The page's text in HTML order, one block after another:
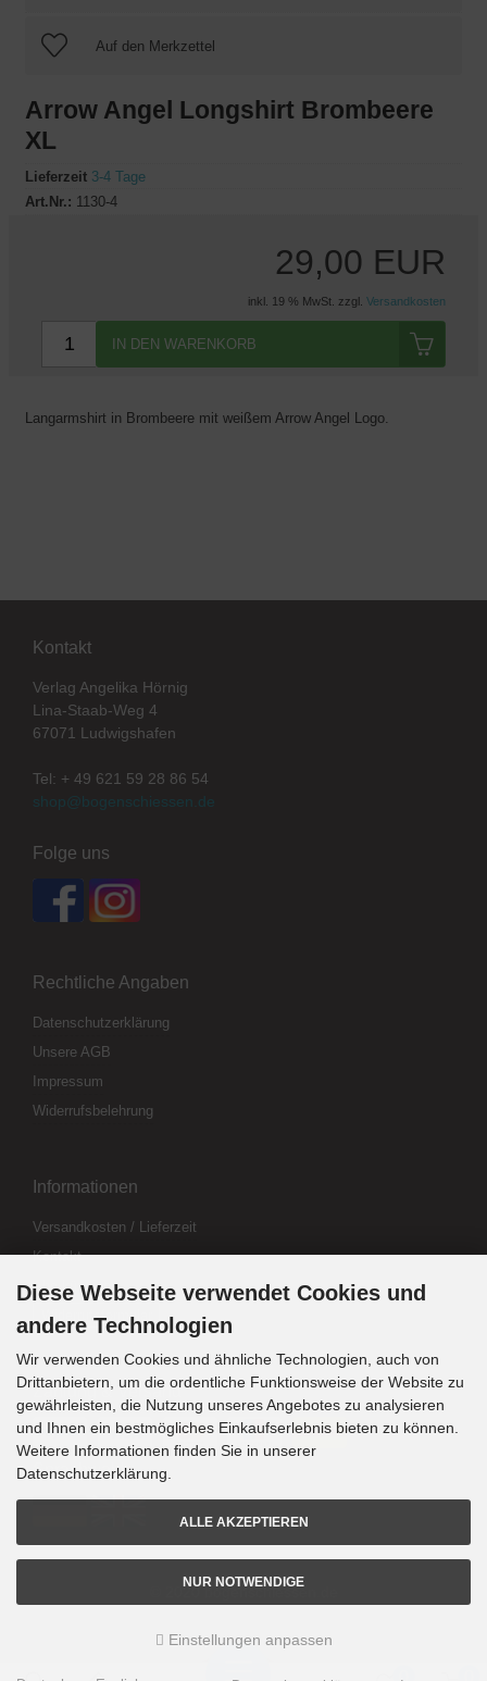
Arrow Angel Longshirt Brombeere
XL
Lieferzeit 3-4 Tage
Art.Nr.: 1130-4
29,00 EUR
inkl. 19 % MwSt. zzgl. Versandkosten
IN DEN WARENKORB
Langarmshirt in Brombeere mit weißem Arrow Angel Logo.
Kontakt
Verlag Angelika Hörnig
Lina-Staab-Weg 4
67071 Ludwigshafen
Tel: + 49 621 59 28 86 54
shop@bogenschiessen.de
Folge uns
Rechtliche Angaben
Datenschutzerklärung
Unsere AGB
Impressum
Widerrufsbelehrung
Informationen
Versandkosten / Lieferzeit
Kontakt
Abo kündigen
Widerrufsformular
Zahlung & Versand
Sprachwahl
© 2020 bogenschiessen.de
0
mod ified eCommerce Shopsoftware © 2009-2026
Diese Webseite verwendet Cookies und
andere Technologien
Wir verwenden Cookies und ähnliche Technologien, auch von
Drittanbietern, um die ordentliche Funktionsweise der Website zu
gewährleisten, die Nutzung unseres Angebotes zu analysieren
und Ihnen ein bestmögliches Einkaufserlebnis bieten zu können.
Weitere Informationen finden Sie in unserer
Datenschutzerklärung.
ALLE AKZEPTIEREN
NUR NOTWENDIGE
Einstellungen anpassen